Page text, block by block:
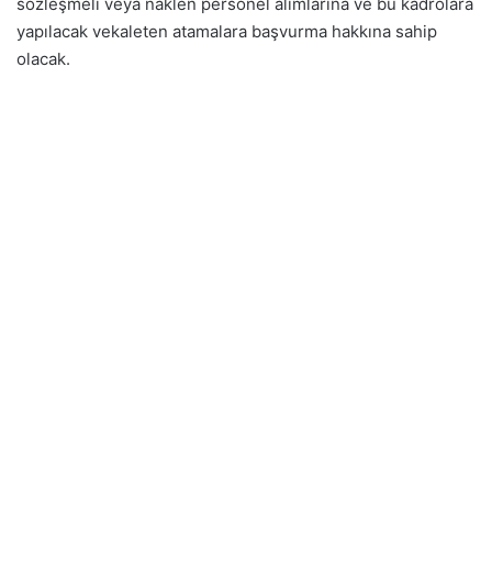
yapılacak vekaleten atamalara başvurma hakkına sahip
olacak.